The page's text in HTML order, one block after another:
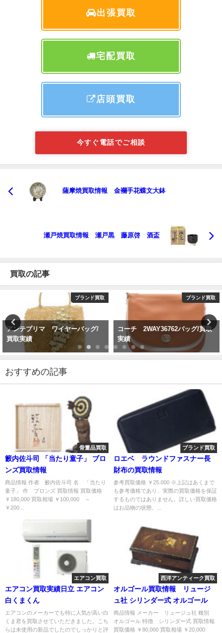
出張買取
宅配買取
店頭買取
今すぐ電話でご相談
薩摩焼買取情報 金襴手花蝶文大鉢
瀬戸焼買取情報 瀬戸黒 藤原啓 酒盃
買取の記事
ブランド買取
アンテプリマ ワイヤーバッグ/
買取実績
ブランド買取
コーチ 2WAY36762バッグ/買取
実績
おすすめの記事
骨董品買取
籔内佐斗司 「当たり童子」 ブロ
ンズ買取情報
商品情報 作者 籔内佐斗司 名 「当たり
童子」 作 ブロンズ 買取情報 買取価格
￥180,000 買取相場 ￥100,000 ～
￥200...
ブランド買取
ロエベ ラウンドファスナー長
財布の買取情報
参考買取価格 ￥25.000 ※上記はあくまで
も参考価格であり、実際の買取価格を保証
するものではありません。詳しい買取価格
はお品物の状態、...
エアコン買取
エアコン買取実績日立 エアコン
白くまくん
エアコンのメーカーでも特に人気が高い白
くま君を買取させていただきました。こち
らは未使用の新品でしたのでしっかりと評
西洋アンティーク買取
オルゴール買取情報 リュージ
ュ社 シリンダー式 オルゴール
商品情報 メーカー リュージュ社 種別
オルゴール 特徴 シリンダー式 買取情報
買取価格 ￥80,000 買取相場 ￥20,000